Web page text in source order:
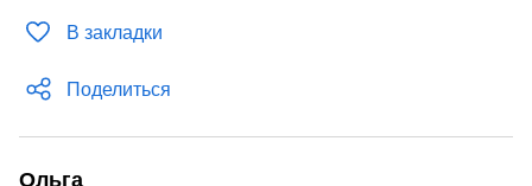
В закладки
Поделиться
Ольга